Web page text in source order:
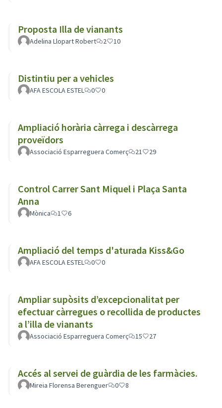
Proposta Illa de vianants
Adelina Llopart Robert 2 10
Distintiu per a vehicles
AFA ESCOLA ESTEL 0 0
Ampliació horària càrrega i descàrrega
proveïdors
Associació Esparreguera Comerç 21 29
Control Carrer Sant Miquel i Plaça Santa
Anna
Mònica 1 6
Ampliació del temps d'aturada Kiss&Go
AFA ESCOLA ESTEL 0 0
Ampliar supòsits d’excepcionalitat per
efectuar càrregues o recollida de productes
a l’illa de vianants
Associació Esparreguera Comerç 15 27
Accés al servei de guàrdia de les farmàcies.
Mireia Florensa Berenguer 0 8